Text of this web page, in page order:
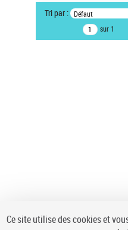
Statut de la notice d’autorité
Notice élémentaire
Type de notice d'autorité
Tri par : Défaut
sur 1
Ce site utilise des cookies et